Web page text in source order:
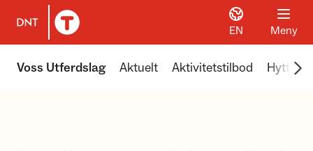
Til DNT.no forside
EN Meny
Voss Utferdslag Aktuelt Aktivitetstilbod Hyttene